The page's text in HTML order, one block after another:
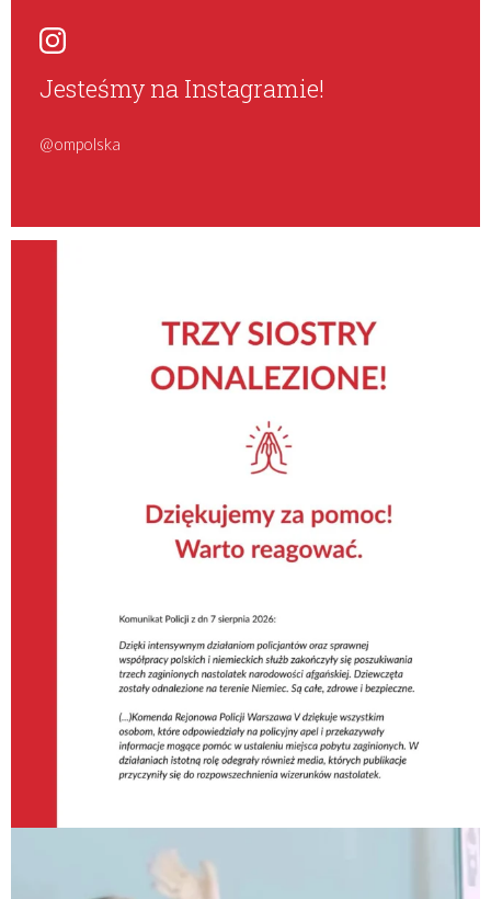
Jesteśmy na Instagramie!
@ompolska